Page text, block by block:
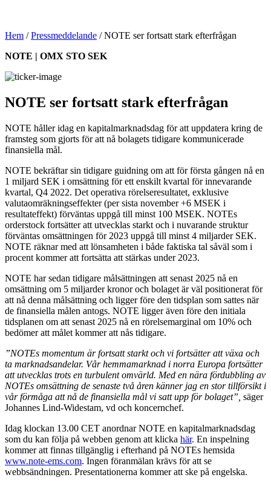
Hem /Pressmeddelande /NOTE ser fortsatt stark efterfrågan
NOTE | OMX STO SEK
NOTE ser fortsatt stark efterfrågan
NOTE håller idag en kapitalmarknadsdag för att uppdatera kring de
framsteg som gjorts för att nå bolagets tidigare kommunicerade
finansiella mål.
NOTE bekräftar sin tidigare guidning om att för första gången nå en
1 miljard SEK i omsättning för ett enskilt kvartal för innevarande
kvartal, Q4 2022. Det operativa rörelseresultatet, exklusive
valutaomräkningseffekter (per sista november +6 MSEK i
resultateffekt) förväntas uppgå till minst 100 MSEK. NOTEs
orderstock fortsätter att utvecklas starkt och i nuvarande struktur
förväntas omsättningen för 2023 uppgå till minst 4 miljarder SEK.
NOTE räknar med att lönsamheten i både faktiska tal såväl som i
procent kommer att fortsätta att stärkas under 2023.
NOTE har sedan tidigare målsättningen att senast 2025 nå en
omsättning om 5 miljarder kronor och bolaget är väl positionerat för
att nå denna målsättning och ligger före den tidsplan som sattes när
de finansiella målen antogs. NOTE ligger även före den initiala
tidsplanen om att senast 2025 nå en rörelsemarginal om 10% och
bedömer att målet kommer att nås tidigare.
”NOTEs momentum är fortsatt starkt och vi fortsätter att växa och
ta marknadsandelar. Vår hemmamarknad i norra Europa fortsätter
att utvecklas trots en turbulent omvärld. Med en nära fördubbling av
NOTEs omsättning de senaste två åren känner jag en stor tillförsikt i
vår förmåga att nå de finansiella mål vi satt upp för bolaget”, säger
Johannes Lind-Widestam, vd och koncernchef.
Idag klockan 13.00 CET anordnar NOTE en kapitalmarknadsdag
som du kan följa på webben genom att klicka här. En inspelning
kommer att finnas tillgänglig i efterhand på NOTEs hemsida
www.note-ems.com. Ingen föranmälan krävs för att se
webbsändningen. Presentationerna kommer att ske på engelska.